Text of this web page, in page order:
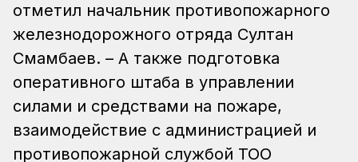
отметил начальник противопожарного
железнодорожного отряда Султан
Смамбаев. – А также подготовка
оперативного штаба в управлении
силами и средствами на пожаре,
взаимодействие с администрацией и
противопожарной службой ТОО